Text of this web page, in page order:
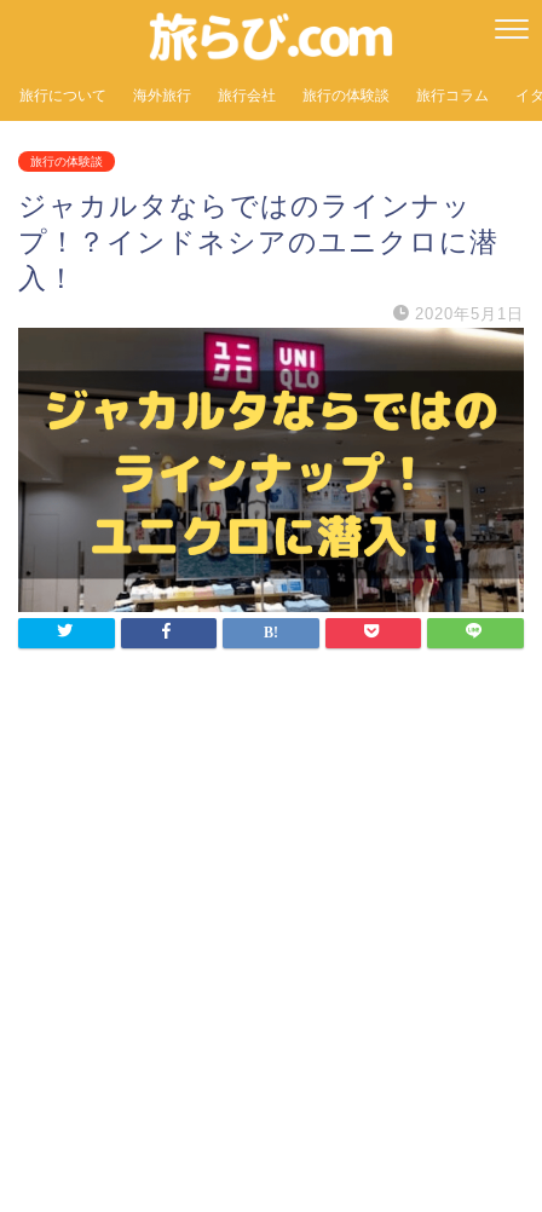
旅行について 海外旅行 旅行会社 旅行の体験談 旅行コラム イ
旅行の体験談
ジャカルタならではのラインナッ
プ！？インドネシアのユニクロに潜
入！
2020年5月1日